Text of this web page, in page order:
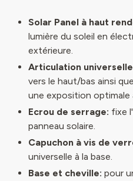
Solar Panel à haut
lumière du soleil en
extérieure.
Articulation
vers le haut/bas ainsi
une exposition optimale
Ecrou de serrage: fixe
panneau solaire.
Capuchon à vis de
universelle à la base.
Base et cheville: pour